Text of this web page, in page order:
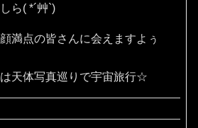
ら( *´艸`)
満点の皆さんに会えますよぅ
天体写真巡りで宇宙旅行☆